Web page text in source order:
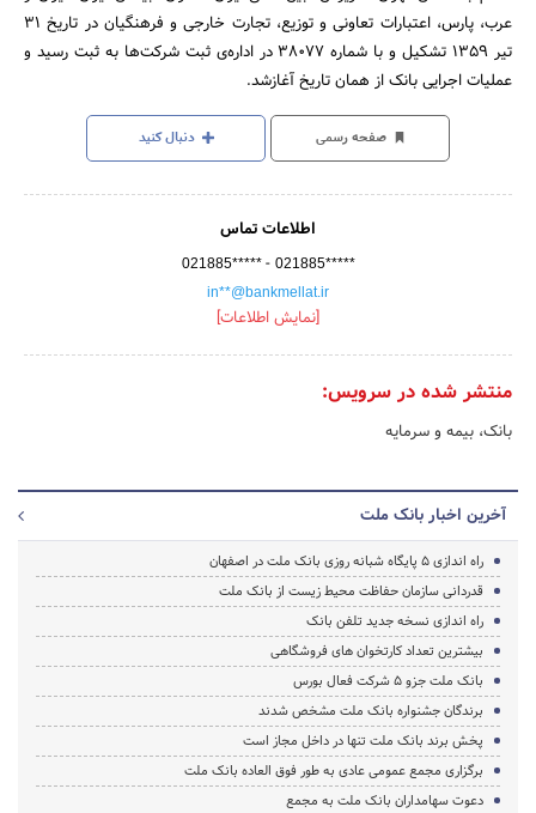
عرب، پارس، اعتبارات تعاونی و توزیع، تجارت خارجی و فرهنگیان در تاریخ 31
تیر 1359 تشکیل و با شماره 38077 در اداره‌ی ثبت شرکت‌ها به ثبت رسید و
عملیات اجرایی بانک از همان تاریخ آغازشد.
صفحه رسمی دنبال کنید
اطلاعات تماس
021885***** - 021885*****
in**@bankmellat.ir
[نمایش اطلاعات]
منتشر شده در سرویس:
بانک، بیمه و سرمایه
آخرین اخبار بانک ملت
راه اندازی 5 پایگاه شبانه روزی بانک ملت در اصفهان
قدردانی سازمان حفاظت محیط زیست از بانک ملت
راه اندازی نسخه جدید تلفن بانک
بیشترین تعداد کارتخوان های فروشگاهی
بانک ملت جزو 5 شرکت فعال بورس
برندگان جشنواره بانک ملت مشخص شدند
پخش برند بانک ملت تنها در داخل مجاز است
برگزاری مجمع عمومی عادی به طور فوق العاده بانک ملت
دعوت سهامداران بانک ملت به مجمع